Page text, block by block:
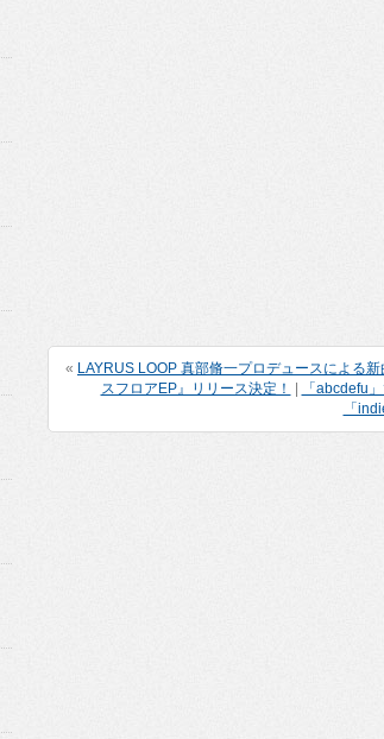
« LAYRUS LOOP 真部脩一プロデュースによる
スフロアEP』リリース決定！
「abcdefu
「